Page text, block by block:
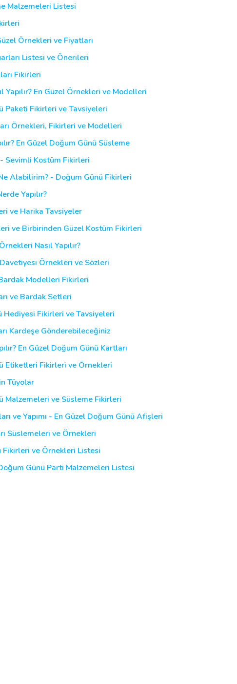
Malzemeleri Listesi
Örnekleri ve Fiyatları
Listesi ve Önerileri
Fikirleri
Yapılır? En Güzel Örnekleri ve Modelleri
Paketi Fikirleri ve Tavsiyeleri
Örnekleri, Fikirleri ve Modelleri
En Güzel Doğum Günü Süsleme
Sevimli Kostüm Fikirleri
Alabilirim? - Doğum Günü Fikirleri
Yapılır?
ve Harika Tavsiyeler
ve Birbirinden Güzel Kostüm Fikirleri
Nasıl Yapılır?
Örnekleri ve Sözleri
Modelleri Fikirleri
ve Bardak Setleri
Hediyesi Fikirleri ve Tavsiyeleri
Kardeşe Gönderebileceğiniz
En Güzel Doğum Günü Kartları
Etiketleri Fikirleri ve Örnekleri
Tüyolar
Malzemeleri ve Süsleme Fikirleri
ve Yapımı - En Güzel Doğum Günü Afişleri
Süslemeleri ve Örnekleri
Fikirleri ve Örnekleri Listesi
Günü Parti Malzemeleri Listesi